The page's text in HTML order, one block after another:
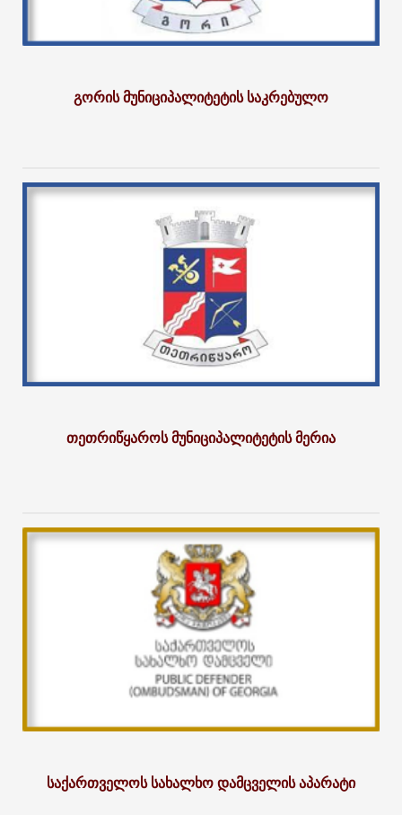
გორის მუნიციპალიტეტის საკრებულო
თეთრიწყაროს მუნიციპალიტეტის მერია
საქართველოს სახალხო დამცველის აპარატი